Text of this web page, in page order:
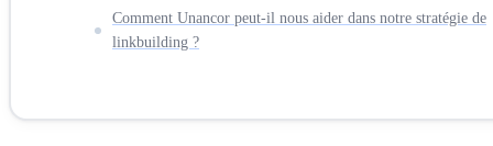
Comment Unancor peut-il nous aider dans notre stratégie de
linkbuilding ?